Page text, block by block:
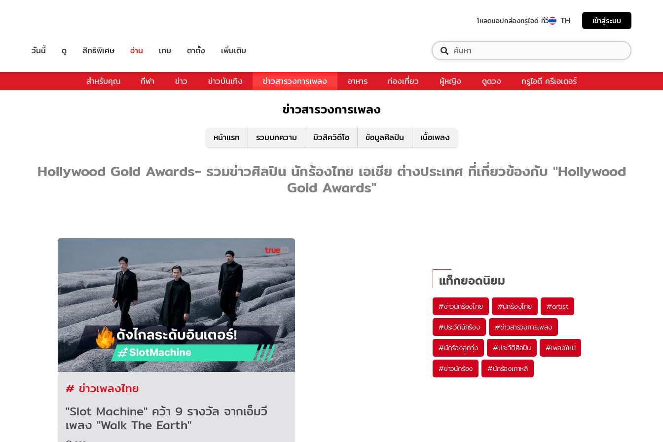
โหลดแอปกล่องทรูไอดี ทีวี TH เข้าสู่ระบบ
วันนี้ ดู สิทธิพิเศษ อ่าน เกม ตาตั้ง เพิ่มเติม
สำหรับคุณ กีฬา ข่าว ข่าวบันเทิง ข่าวสารวงการเพลง อาหาร ท่องเที่ยว ผู้หญิง ดูดวง ทรูไอดี ครีเอเตอร์
ข่าวสารวงการเพลง
หน้าแรก รวมบทความ มิวสิควิดีโอ ข้อมูลศิลปิน เนื้อเพลง
Hollywood Gold Awards- รวมข่าวศิลปิน นักร้องไทย เอเชีย ต่างประเทศ ที่เกี่ยวข้องกับ "Hollywood
Gold Awards"
# ข่าวเพลงไทย
"Slot Machine" คว้า 9 รางวัล จากเอ็มวี
เพลง "Walk The Earth"
แท็กยอดนิยม
#ข่าวนักร้องไทย #นักร้องไทย #artist
#ประวัตินักร้อง #ข่าวสารวงการเพลง
#นักร้องลูกทุ่ง #ประวัติศิลปิน #เพลงใหม่
#ข่าวนักร้อง #นักร้องเกาหลี